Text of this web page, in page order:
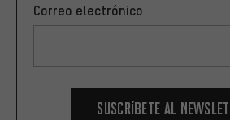
Correo electrónico
Suscríbete al